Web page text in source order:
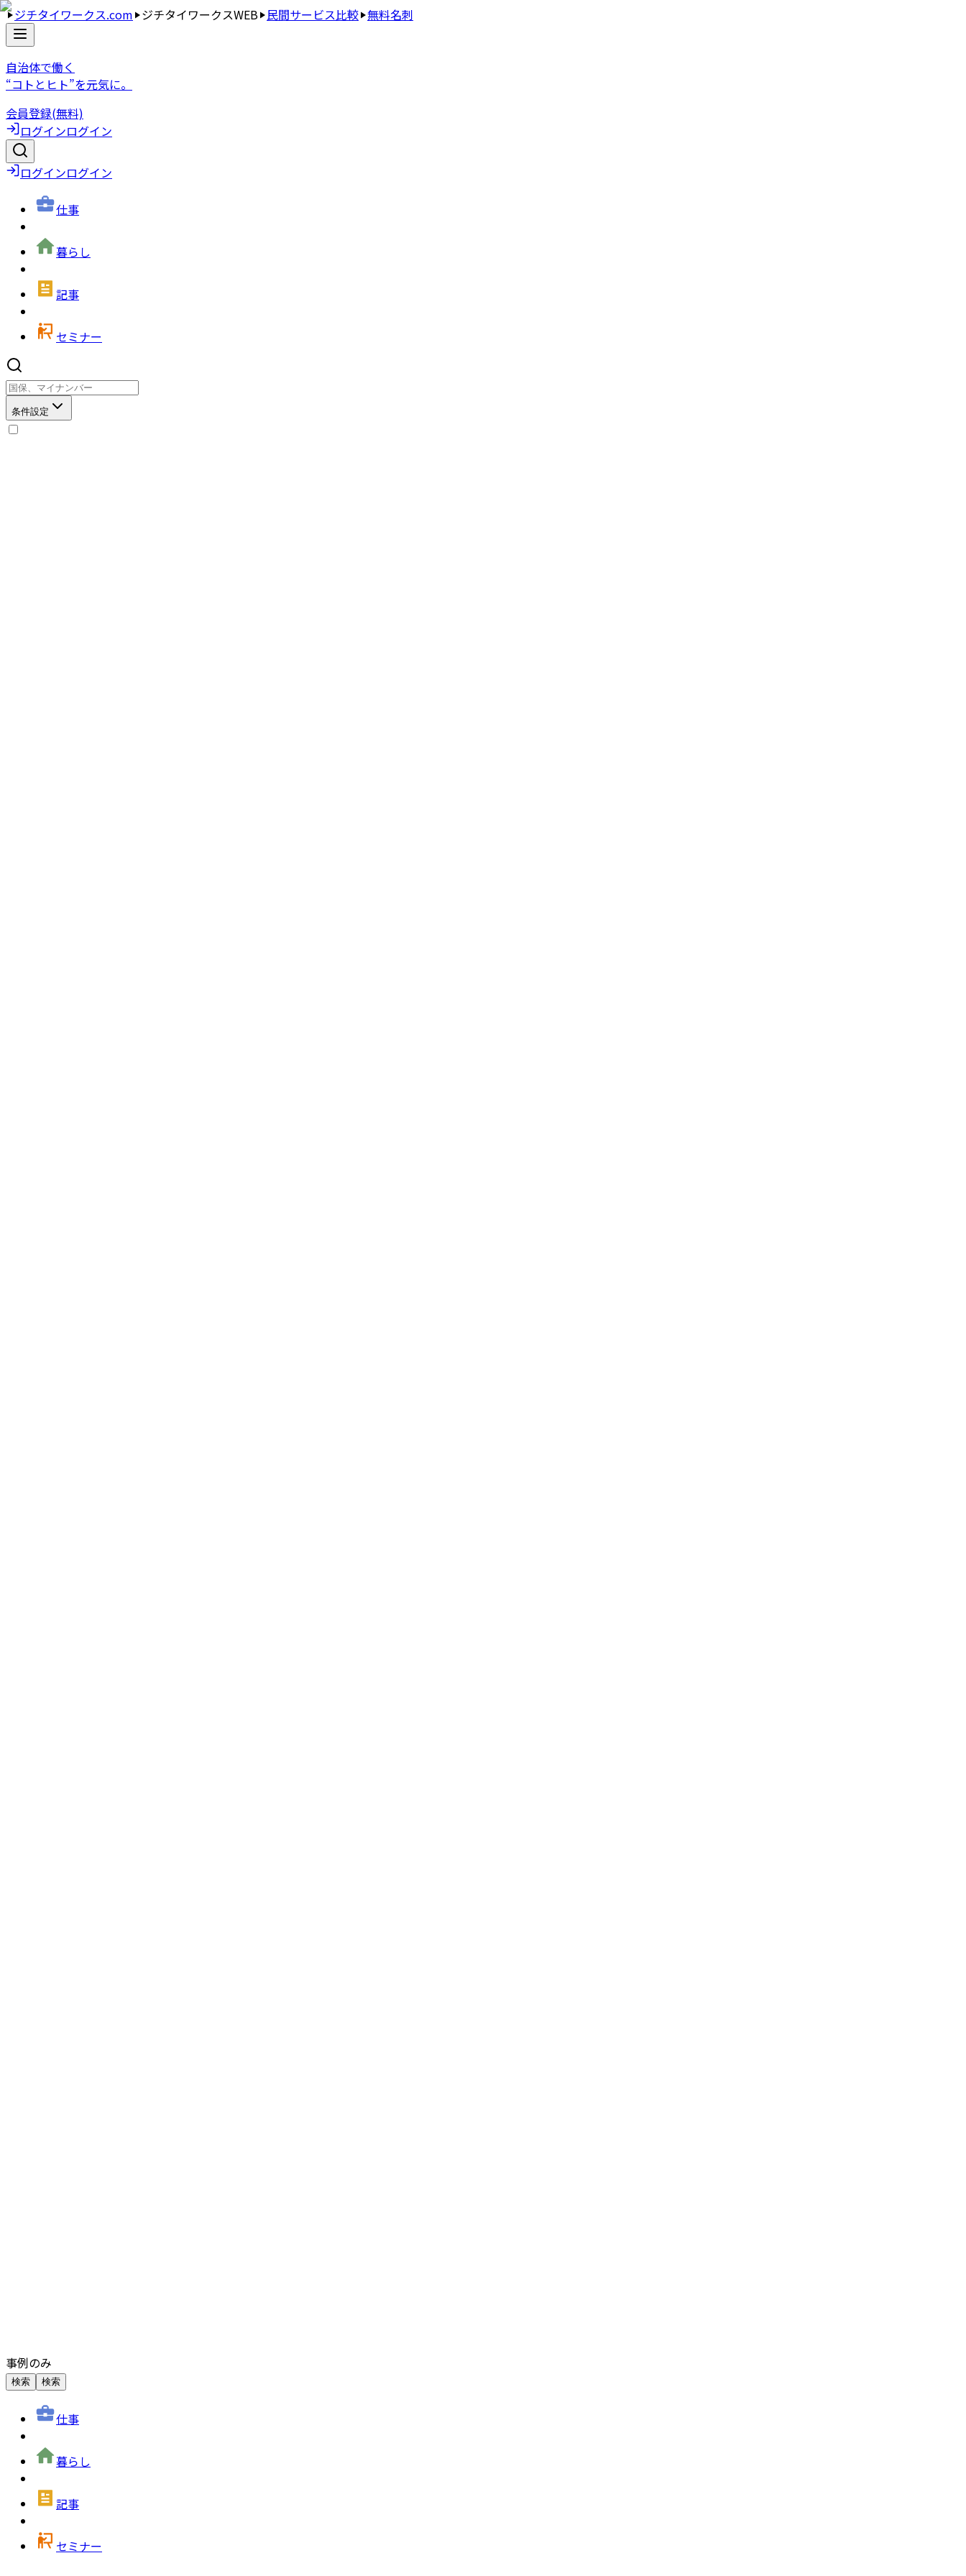
ジチタイワークス.com ジチタイワークスWEB 民間サービス比較 無料名刺
自治体で働く
“コトとヒト”を元気に。
会員登録(無料)
ログインログイン
ログインログイン
仕事
暮らし
記事
セミナー
条件設定
事例のみ
検索 検索
仕事
暮らし
記事
セミナー